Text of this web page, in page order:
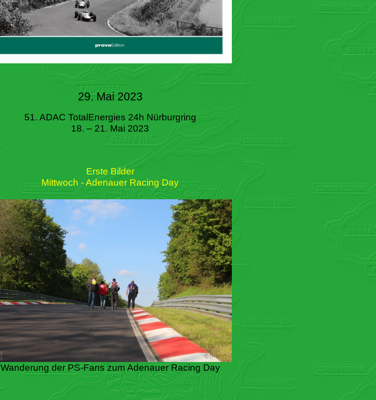
29. Mai 2023
51. ADAC TotalEnergies 24h Nürburgring
18. – 21. Mai 2023
Erste Bilder
Mittwoch - Adenauer Racing Day
Wanderung der PS-Fans zum Adenauer Racing Day